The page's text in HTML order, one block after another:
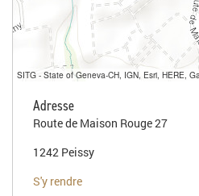
Adresse
Route de Maison Rouge 27
1242 Peissy
S'y rendre